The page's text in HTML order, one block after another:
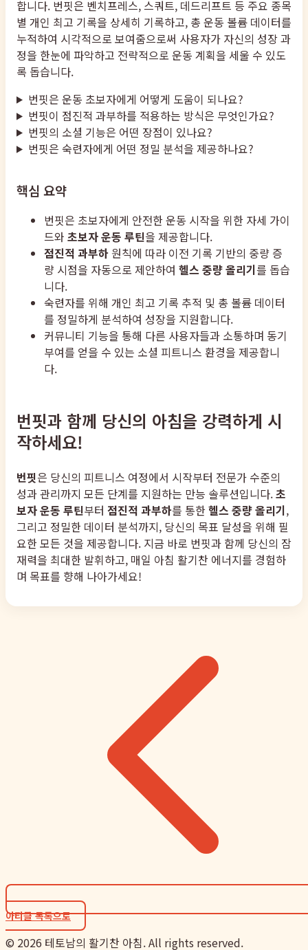
합니다. 번핏은 벤치프레스, 스쿼트, 데드리프트 등 주요 종목
별 개인 최고 기록을 상세히 기록하고, 총 운동 볼륨 데이터를
누적하여 시각적으로 보여줌으로써 사용자가 자신의 성장 과
정을 한눈에 파악하고 전략적으로 운동 계획을 세울 수 있도
록 돕습니다.
번핏은 운동 초보자에게 어떻게 도움이 되나요?
번핏이 점진적 과부하를 적용하는 방식은 무엇인가요?
번핏의 소셜 기능은 어떤 장점이 있나요?
번핏은 숙련자에게 어떤 정밀 분석을 제공하나요?
핵심 요약
번핏은 초보자에게 안전한 운동 시작을 위한 자세 가이
드와 초보자 운동 루틴을 제공합니다.
점진적 과부하 원칙에 따라 이전 기록 기반의 중량 증
량 시점을 자동으로 제안하여 헬스 중량 올리기를 돕습
니다.
숙련자를 위해 개인 최고 기록 추적 및 총 볼륨 데이터
를 정밀하게 분석하여 성장을 지원합니다.
커뮤니티 기능을 통해 다른 사용자들과 소통하며 동기
부여를 얻을 수 있는 소셜 피트니스 환경을 제공합니
다.
번핏과 함께 당신의 아침을 강력하게 시
작하세요!
번핏은 당신의 피트니스 여정에서 시작부터 전문가 수준의
성과 관리까지 모든 단계를 지원하는 만능 솔루션입니다.초
보자 운동 루틴부터 점진적 과부하를 통한헬스 중량 올리기,
그리고 정밀한 데이터 분석까지, 당신의 목표 달성을 위해 필
요한 모든 것을 제공합니다. 지금 바로 번핏과 함께 당신의 잠
재력을 최대한 발휘하고, 매일 아침 활기찬 에너지를 경험하
며 목표를 향해 나아가세요!
아티클 목록으로
© 2026 테토남의 활기찬 아침. All rights reserved.